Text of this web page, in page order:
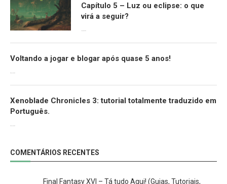
Capítulo 5 – Luz ou eclipse: o que
virá a seguir?
Voltando a jogar e blogar após quase 5 anos!
Xenoblade Chronicles 3: tutorial totalmente traduzido em
Português.
COMENTÁRIOS RECENTES
Final Fantasy XVI – Tá tudo Aqui! (Guias, Tutoriais,